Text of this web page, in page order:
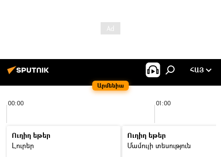
Արմենիա
ՀԱՅ
00:00 01:00
Ուղիղ եթեր
Լուրեր
Ուղիղ եթեր
Մամուլի տեսություն